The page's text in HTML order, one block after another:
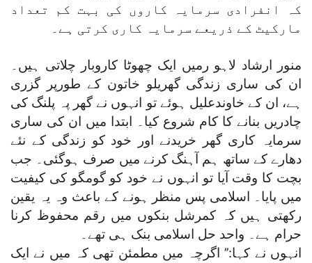
کہ انفرادی سرمایہ کاروں کی بہت کم تعداد
مارکیٹ کے ذریعے سرمایہ کاری کرتی ہے۔
منور ارشاد لاہو رمیں ایک چھوٹا کاروبار چلاتی ہیں۔
ان کی ساری زندگی گھریلو خاتون کے طورپر گزری
ہے، ان کے خاوندعلیل ہوئے تو انہوں نے گھر پہ پلنگ کی
چادریں بنانے کا کام شروع کیا۔ ابتدا میں ان کی ساری
سرمایہ کاری گھر خریدنے اور خود کو زندگی کے نئے
دھارے کے ساتھ ہم آہنگ کرنے میں صرف ہوگئی۔ جب
بچت کا وقت آیا تو انہوں نے خود کو گومگو کی کیفیت
میں پایا۔ اسلامی پس منظر ہونے کے باعث وہ یہ یقین
رکھتی ہیں کہ کمرشل بنکوں میں رقم محفوظ کرنا
حرام ہے۔ واحد حل اسلامی بنک ہی تھے۔
انہوں نے کہا:’’ اگرچہ میں مطمئن تھی کہ میں نے ایک